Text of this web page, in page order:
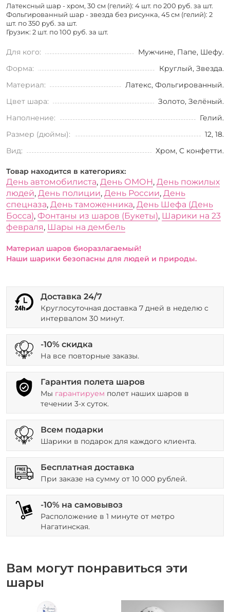
Латексный шар - хром, 30 см (гелий): 4 шт. по 200 руб. за шт.
Фольгированный шар - звезда без рисунка, 45 см (гелий): 2
шт. по 350 руб. за шт.
Грузик: 2 шт. по 100 руб. за шт.
Для кого:
Мужчине, Папе, Шефу.
Форма:
Круглый, Звезда.
Материал:
Латекс, Фольгированный.
Цвет шара:
Золото, Зелёный.
Наполнение:
Гелий.
Размер (дюймы):
12, 18.
Вид:
Хром, С конфетти.
Товар находится в категориях:
День автомобилиста, День ОМОН, День пожилых
людей, День полиции, День России, День
спецназа, День таможенника, День Шефа (День
Босса), Фонтаны из шаров (Букеты), Шарики на 23
февраля, Шары на дембель
Материал шаров биоразлагаемый!
Наши шарики безопасны для людей и природы.
Доставка 24/7
Круглосуточная доставка 7 дней в неделю с
интервалом 30 минут.
-10% скидка
На все повторные заказы.
Гарантия полета шаров
Мы гарантируем полет наших шаров в
течении 3-х суток.
Всем подарки
Шарики в подарок для каждого клиента.
Бесплатная доставка
При заказе на сумму от 10 000 рублей.
-10% на самовывоз
Расположение в 1 минуте от метро
Нагатинская.
Вам могут понравиться эти
шары